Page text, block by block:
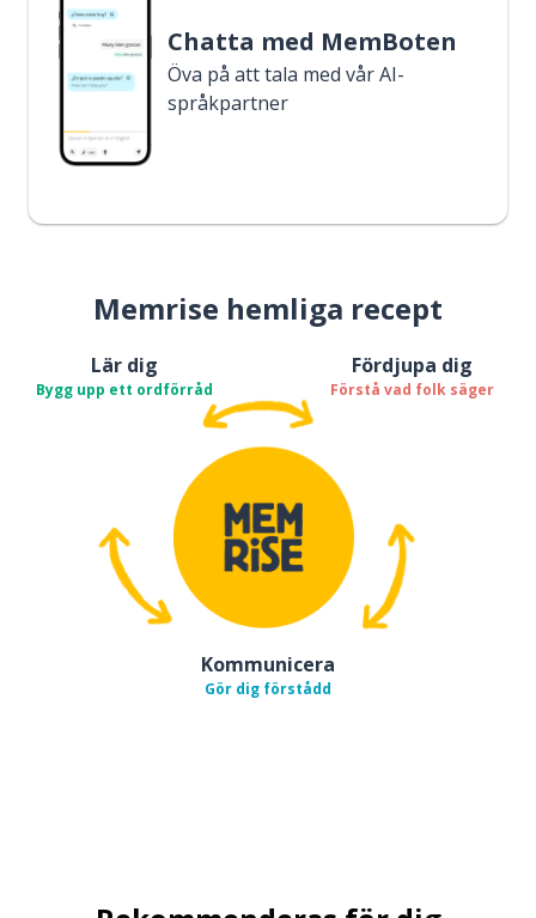
Chatta med MemBoten
Öva på att tala med vår AI-
språkpartner
Memrise hemliga recept
Lär dig
Bygg upp ett ordförråd
Fördjupa dig
Förstå vad folk säger
Kommunicera
Gör dig förstådd